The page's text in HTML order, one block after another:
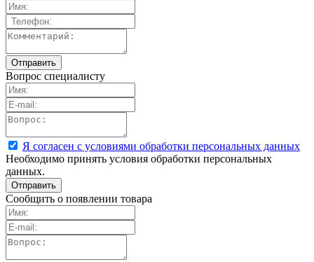
Вопрос специалисту
Я согласен с условиями обработки персональных данных
Необходимо принять условия обработки персональных
данных.
Сообщить о появлении товара